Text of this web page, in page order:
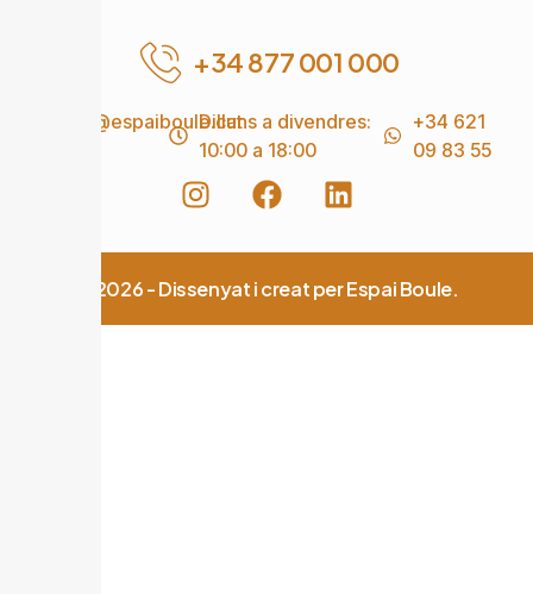
+34 877 001 000
info@espaiboule.catDilluns a divendres:
10:00 a 18:00
+34 621
09 83 55
© 2026 - Dissenyat i creat per Espai Boule.